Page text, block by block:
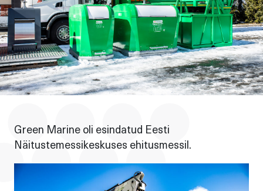
Green Marine oli esindatud Eesti
Näitustemessikeskuses ehitusmessil.